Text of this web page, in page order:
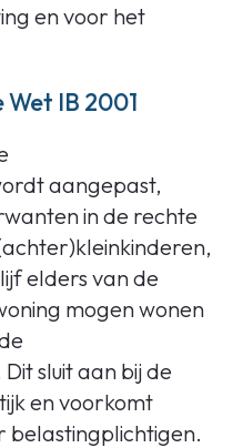
en voor het
IB 2001
aangepast,
in de rechte
elders van de
mogen wonen
sluit aan bij de
en voorkomt
belastingplichtigen.